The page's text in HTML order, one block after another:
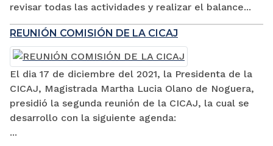
revisar todas las actividades y realizar el balance...
REUNIÓN COMISIÓN DE LA CICAJ
El dia 17 de diciembre del 2021, la Presidenta de la
CICAJ, Magistrada Martha Lucia Olano de Noguera,
presidió la segunda reunión de la CICAJ, la cual se
desarrollo con la siguiente agenda:
...